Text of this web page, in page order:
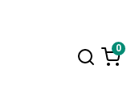
0